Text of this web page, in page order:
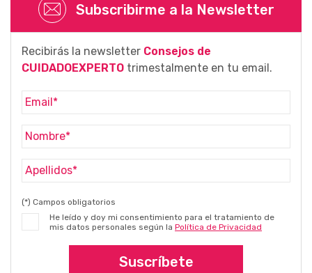
Subscribirme a la Newsletter
Recibirás la newsletter Consejos de
CUIDADOEXPERTO trimestalmente en tu email.
(*) Campos obligatorios
He leído y doy mi consentimiento para el tratamiento de
mis datos personales según la Política de Privacidad
Suscríbete